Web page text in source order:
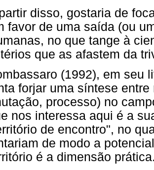
disso, gostaria de
favor de uma saída (ou
no que tange à
que as afastem da
(1992), em seu
forjar uma síntese
processo) no
nos interessa aqui é a
de encontro", no
de modo a
é a dimensão